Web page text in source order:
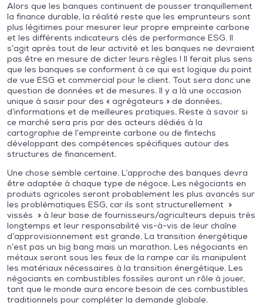
Alors que les banques continuent de pousser tranquillement
la finance durable, la réalité reste que les emprunteurs sont
plus légitimes pour mesurer leur propre empreinte carbone
et les différents indicateurs clés de performance ESG. Il
s’agit après tout de leur activité et les banques ne devraient
pas être en mesure de dicter leurs règles ! Il ferait plus sens
que les banques se conforment à ce qui est logique du point
de vue ESG et commercial pour le client. Tout sera donc une
question de données et de mesures. Il y a là une occasion
unique à saisir pour des « agrégateurs » de données,
d’informations et de meilleures pratiques. Reste à savoir si
ce marché sera pris par des acteurs dédiés à la
cartographie de l’empreinte carbone ou de fintechs
développant des compétences spécifiques autour des
structures de financement.
Une chose semble certaine. L’approche des banques devra
être adaptée à chaque type de négoce. Les négociants en
produits agricoles seront probablement les plus avancés sur
les problématiques ESG, car ils sont structurellement »
vissés » à leur base de fournisseurs/agriculteurs depuis très
longtemps et leur responsabilité vis-à-vis de leur chaîne
d’approvisionnement est grande. La transition énergétique
n’est pas un big bang mais un marathon. Les négociants en
métaux seront sous les feux de la rampe car ils manipulent
les matériaux nécessaires à la transition énergétique. Les
négociants en combustibles fossiles auront un rôle à jouer,
tant que le monde aura encore besoin de ces combustibles
traditionnels pour compléter la demande globale.